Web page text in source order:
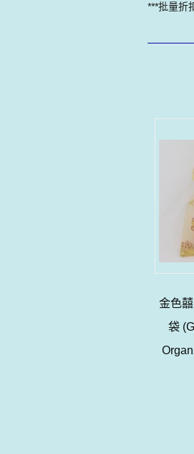
***批量折
金色
袋